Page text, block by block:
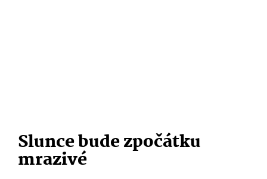
Slunce bude zpočátku
mrazivé